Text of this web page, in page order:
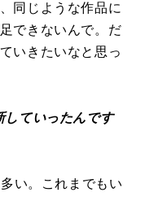
同じような作品に
できないんで。だ
いきたいなと思っ
ていったんです
い。これまでもい